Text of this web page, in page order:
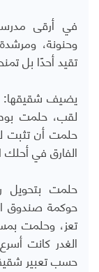
في أرقى
وحنونة،
تقيد أحدًا بل
يضيف
لقب، حلمت
حلمت أن تثبت
الفارق في
حلمت بتحويل
حوكمة صندوق
تعز، وحلمت
حسب تعبير